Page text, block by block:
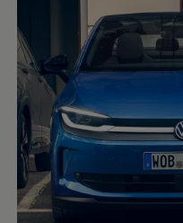
Updates
Über Ihr Auto
Warn-
Digitale
Live
Magazin
Transport